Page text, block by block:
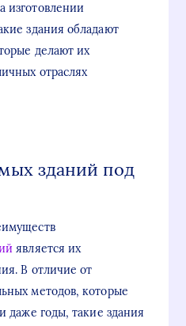
изготовлении
здания обладают
делают их
отраслях
зданий под
является их
В отличие от
методов, которые
даже годы, такие здания